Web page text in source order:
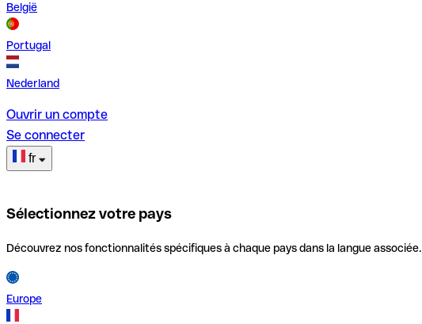
België
Portugal
Nederland
Ouvrir un compte
Se connecter
fr
Sélectionnez votre pays
Découvrez nos fonctionnalités spécifiques à chaque pays dans la langue associée.
Europe